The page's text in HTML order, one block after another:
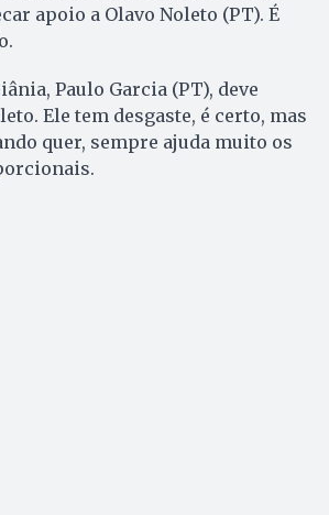
apoio a Olavo Noleto (PT). É
Paulo Garcia (PT), deve
Ele tem desgaste, é certo, mas
quer, sempre ajuda muito os